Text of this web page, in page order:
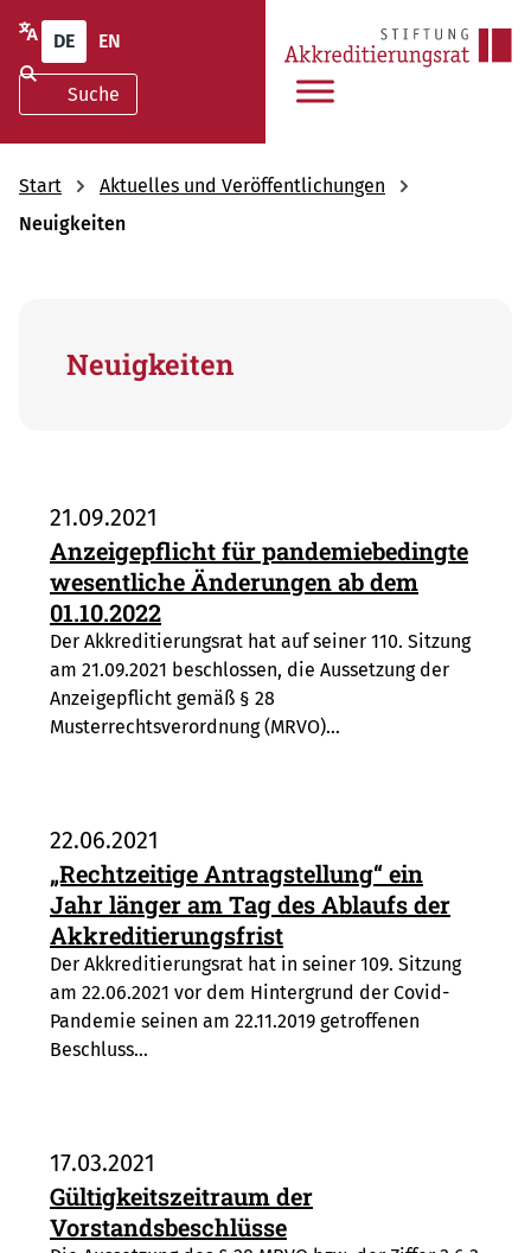
DE EN
Start
Aktuelles und Veröffentlichungen
Neuigkeiten
Neuigkeiten
21.09.2021
Anzeigepflicht für pandemiebedingte
wesentliche Änderungen ab dem
01.10.2022
Der Akkreditierungsrat hat auf seiner 110. Sitzung
am 21.09.2021 beschlossen, die Aussetzung der
Anzeigepflicht gemäß § 28
Musterrechtsverordnung (MRVO)…
22.06.2021
„Rechtzeitige Antragstellung“ ein
Jahr länger am Tag des Ablaufs der
Akkreditierungsfrist
Der Akkreditierungsrat hat in seiner 109. Sitzung
am 22.06.2021 vor dem Hintergrund der Covid-
Pandemie seinen am 22.11.2019 getroffenen
Beschluss…
17.03.2021
Gültigkeitszeitraum der
Vorstandsbeschlüsse